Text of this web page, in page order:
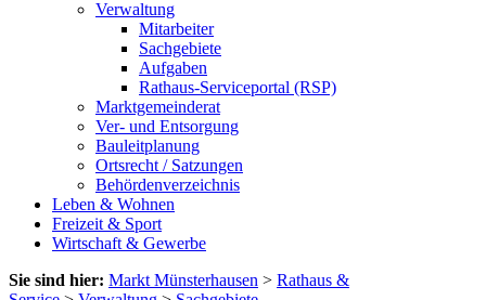
Verwaltung
Mitarbeiter
Sachgebiete
Aufgaben
Rathaus-Serviceportal (RSP)
Marktgemeinderat
Ver- und Entsorgung
Bauleitplanung
Ortsrecht / Satzungen
Behördenverzeichnis
Leben & Wohnen
Freizeit & Sport
Wirtschaft & Gewerbe
Sie sind hier: Markt Münsterhausen > Rathaus &